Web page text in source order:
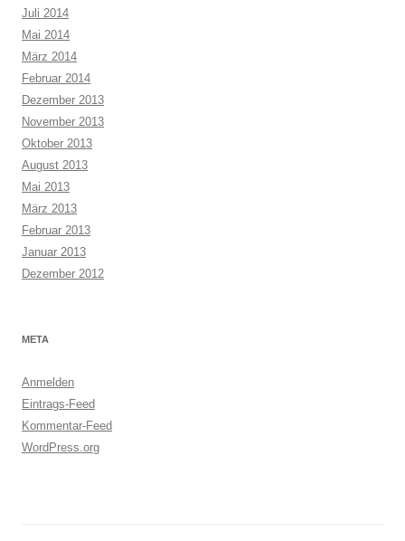
Juli 2014
Mai 2014
März 2014
Februar 2014
Dezember 2013
November 2013
Oktober 2013
August 2013
Mai 2013
März 2013
Februar 2013
Januar 2013
Dezember 2012
META
Anmelden
Eintrags-Feed
Kommentar-Feed
WordPress.org